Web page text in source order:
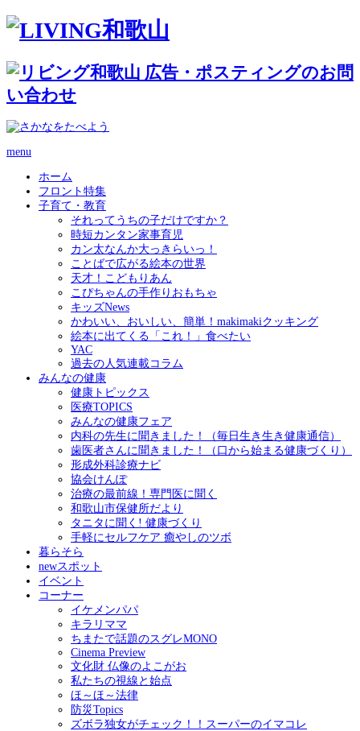
menu
ホーム
フロント特集
子育て・教育
それってうちの子だけですか？
時短カンタン家事育児
カン太なんか大っきらいっ！
ことばで広がる絵本の世界
天才！こどもりあん
こぴちゃんの手作りおもちゃ
キッズNews
かわいい、おいしい、簡単！makimakiクッキング
絵本に出てくる「これ！」食べたい
YAC
過去の人気連載コラム
みんなの健康
健康トピックス
医療TOPICS
みんなの健康フェア
内科の先生に聞きました！（毎日生き生き健康通信）
歯医者さんに聞きました！（口から始まる健康づくり）
形成外科診療ナビ
協会けんぽ
治療の最前線！専門医に聞く
和歌山市保健所だより
タニタに聞く! 健康づくり
手軽にセルフケア 癒やしのツボ
暮らそら
newスポット
イベント
コーナー
イケメンパパ
キラリママ
ちまたで話題のスグレMONO
Cinema Preview
文化財 仏像のよこがお
私たちの視線と始点
ほ～ほ～法律
防災Topics
ズボラ独女がチェック！！スーパーのイマコレ